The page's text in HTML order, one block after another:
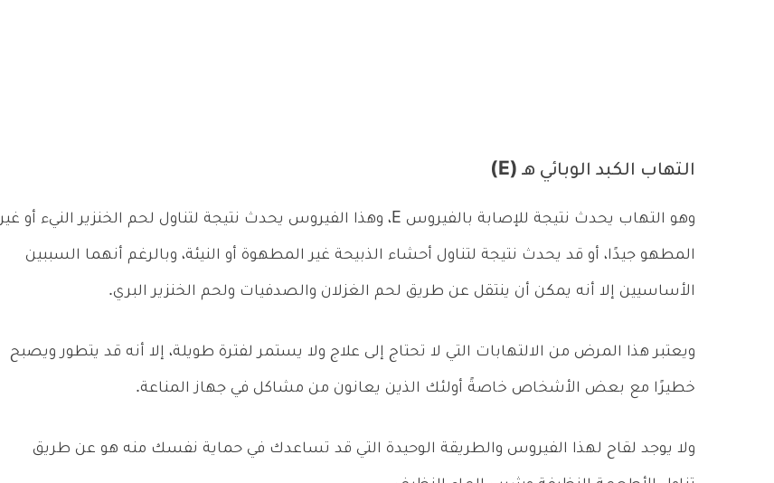
التهاب الكبد الوبائي هـ (E)
وهو التهاب يحدث نتيجة للإصابة بالفيروس E، وهذا الفيروس يحدث نتيجة لتناول لحم الخنزير النيء أو غير
المطهو جيدًا، أو قد يحدث نتيجة لتناول أحشاء الذبيحة غير المطهوة أو النيئة، وبالرغم أنهما السببين
الأساسيين إلا أنه يمكن أن ينتقل عن طريق لحم الغزلان والصدفيات ولحم الخنزير البري.
ويعتبر هذا المرض من الالتهابات التي لا تحتاج إلى علاج ولا يستمر لفترة طويلة، إلا أنه قد يتطور ويصبح
خطيرًا مع بعض الأشخاص خاصةً أولئك الذين يعانون من مشاكل في جهاز المناعة.
ولا يوجد لقاح لهذا الفيروس والطريقة الوحيدة التي قد تساعدك في حماية نفسك منه هو عن طريق